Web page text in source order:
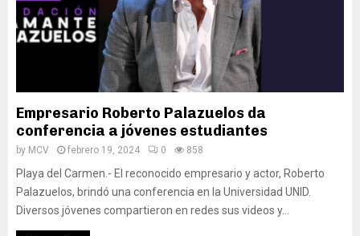
Empresario Roberto Palazuelos da
conferencia a jóvenes estudiantes
by MCV febrero 19, 2024 0 858
Playa del Carmen.- El reconocido empresario y actor, Roberto
Palazuelos, brindó una conferencia en la Universidad UNID.
Diversos jóvenes compartieron en redes sus videos y...